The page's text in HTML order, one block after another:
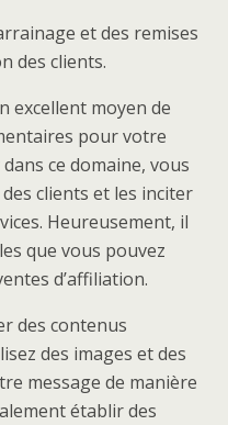
et des remises
des clients.
excellent moyen de
pour votre
ce domaine, vous
clients et les inciter
Heureusement, il
que vous pouvez
d’affiliation.
des contenus
des images et des
message de manière
établir des